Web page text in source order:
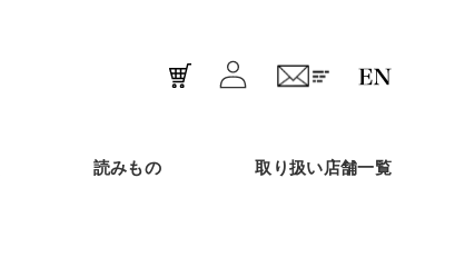
読みもの 取り扱い店舗一覧